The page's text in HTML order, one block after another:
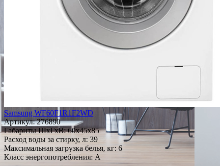
Samsung WF60F1R1F2WD
Артикул:276890
Габариты ШxГxВ: 60x45x85
Расход воды за стирку, л: 39
Максимальная загрузка белья, кг: 6
Класс энергопотребления: A